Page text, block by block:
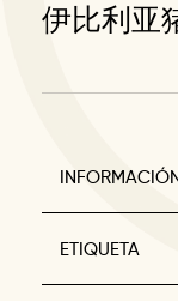
伊比利亚
INFORMACIÓN
ETIQUETA